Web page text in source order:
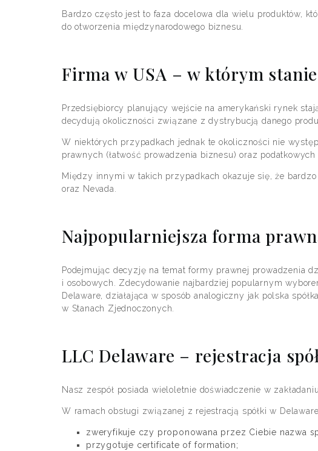
Bardzo często jest to faza docelowa dla wielu produktów,
do otworzenia międzynarodowego biznesu.
Firma w USA – w którym
Przedsiębiorcy planujący wejście na amerykański rynek
decydują okoliczności związane z dystrybucją danego
W niektórych przypadkach jednak te okoliczności nie
prawnych (łatwość prowadzenia biznesu) oraz
Między innymi w takich przypadkach okazuje się, że
oraz Nevada.
Najpopularniejsza forma
Podejmując decyzję na temat formy prawnej prowadzenia
i osobowych. Zdecydowanie najbardziej popularnym
Delaware, działająca w sposób analogiczny jak polska
w Stanach Zjednoczonych.
LLC Delaware – rejestracja
Nasz zespół posiada wieloletnie doświadczenie w
W ramach obsługi związanej z rejestracją spółki w
zweryfikuje czy proponowana przez Ciebie nazwa
przygotuje certificate of formation;